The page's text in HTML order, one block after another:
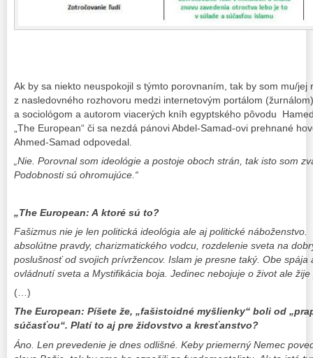
Ak by sa niekto neuspokojil s týmto porovnaním, tak by som mu/jej
z nasledovného rozhovoru medzi internetovým portálom
a sociológom a autorom viacerých kníh egyptského pôvodu
„The European“ či sa nezdá pánovi Abdel-Samad-ovi prehnané
Ahmed-Samad odpovedal.
„Nie. Porovnal som ideológie a postoje oboch strán, tak isto som
Podobnosti sú ohromujúce.“
„The European: A ktoré sú to?
Fašizmus nie je len politická ideológia ale aj politické
absolútne pravdy, charizmatického vodcu, rozdelenie sveta na
poslušnosť od svojich prívržencov. Islam je presne taký. Obe spája
ovládnutí sveta a Mystifikácia boja. Jedinec nebojuje o život ale žije
(…)
The European: Píšete že, „fašistoidné myšlienky“ boli od
súčasťou“. Platí to aj pre židovstvo a kresťanstvo?
Áno. Len prevedenie je dnes odlišné. Keby priemerný Nemec